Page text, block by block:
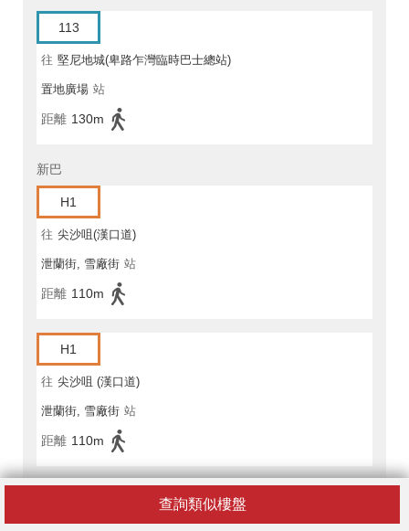
查詢類似樓盤
113
往 堅尼地城(卑路乍灣臨時巴士總站)
置地廣場 站
距離 130m
新巴
H1
往 尖沙咀(漢口道)
泄蘭街, 雪廠街 站
距離 110m
H1
往 尖沙咀 (漢口道)
泄蘭街, 雪廠街 站
距離 110m